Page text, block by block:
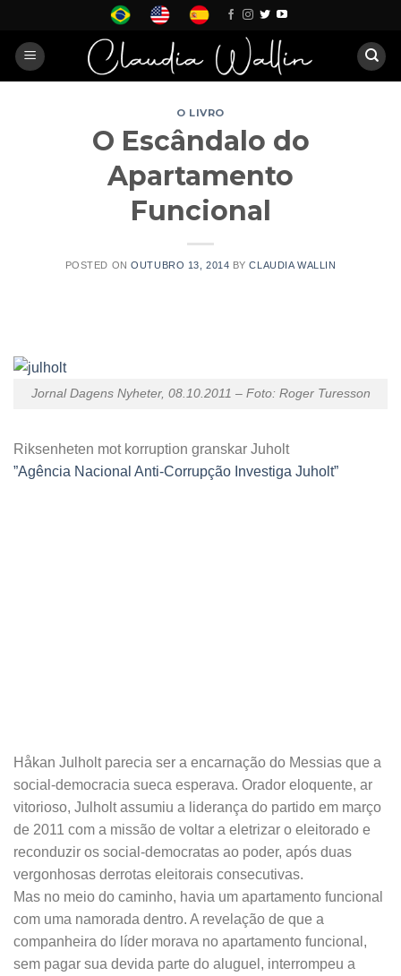
content
O LIVRO
O Escândalo do
Apartamento
Funcional
POSTED ONOUTUBRO 13, 2014 BYCLAUDIA WALLIN
Jornal Dagens Nyheter, 08.10.2011 – Foto: Roger Turesson
Riksenheten mot korruption granskar Juholt
”Agência Nacional Anti-Corrupção Investiga Juholt”
Håkan Julholt parecia ser a encarnação do Messias que a
social-democracia sueca esperava. Orador eloquente, ar
vitorioso, Julholt assumiu a liderança do partido em março
de 2011 com a missão de voltar a eletrizar o eleitorado e
reconduzir os social-democratas ao poder, após duas
vergonhosas derrotas eleitorais consecutivas.
Mas no meio do caminho, havia um apartamento funcional
com uma namorada dentro. A revelação de que a
companheira do líder morava no apartamento funcional,
sem pagar sua devida parte do aluguel, interrompeu a